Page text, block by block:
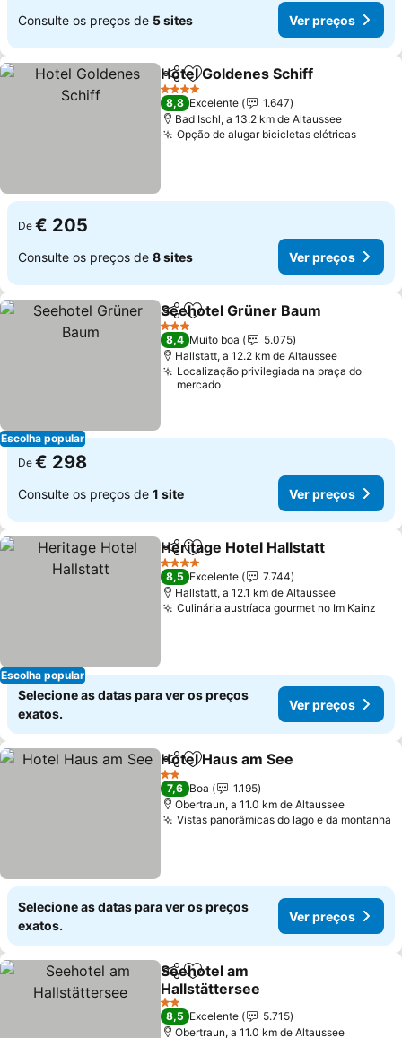
Consulte os preços de 5 sites Ver preços
PartilharAdicionar aos favoritos
Hotel Goldenes Schiff
4 Estrelas
8,8 Excelente
1.647
Bad Ischl, a 13.2 km de Altaussee
Opção de alugar bicicletas elétricasVer
De € 205
Consulte os preços de 8 sites Ver preços
Escolha popular
PartilharAdicionar aos favoritos
Seehotel Grüner Baum
3 Estrelas
8,4 Muito boa
5.075
Hallstatt, a 12.2 km de Altaussee
Localização privilegiada na praça do
mercado
De € 298
Consulte os preços de 1 site Ver preços
Escolha popular
PartilharAdicionar aos favoritos
Heritage Hotel Hallstatt
4 Estrelas
8,5 Excelente
7.744
Hallstatt, a 12.1 km de Altaussee
Culinária austríaca gourmet no Im Kainz
Selecione as datas para ver os preços
exatos.
Ver preços
PartilharAdicionar aos favoritos
Hotel Haus am See
2 Estrelas
7,6 Boa
1.195
Obertraun, a 11.0 km de Altaussee
Vistas panorâmicas do lago e da montanha
Selecione as datas para ver os preços
exatos.
Ver preços
PartilharAdicionar aos favoritos
Seehotel am
Hallstättersee
Ver preços
2 Estrelas
8,5 Excelente
5.715
Obertraun, a 11.0 km de Altaussee